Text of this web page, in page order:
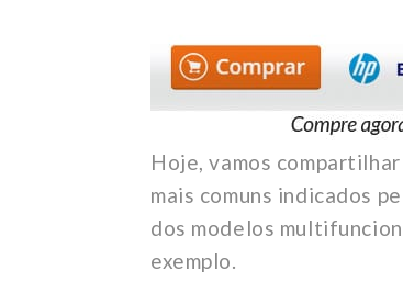
Hoje, vamos
mais comuns indicados
dos modelos
exemplo.